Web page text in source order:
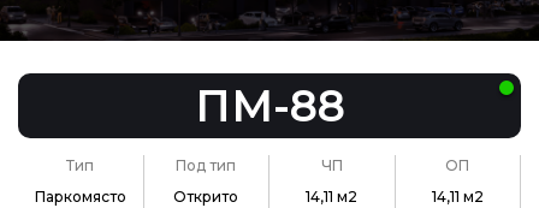
ПМ-88
Тип
Паркомясто
Под тип
Открито
ЧП
14,11 м2
ОП
14,11 м2